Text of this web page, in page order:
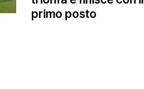
primo posto